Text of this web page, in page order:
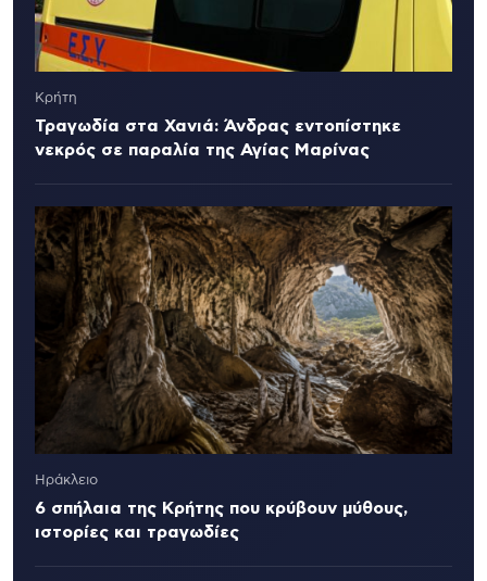
Κρήτη
Τραγωδία στα Χανιά: Άνδρας εντοπίστηκε
νεκρός σε παραλία της Αγίας Μαρίνας
Ηράκλειο
6 σπήλαια της Κρήτης που κρύβουν μύθους,
ιστορίες και τραγωδίες